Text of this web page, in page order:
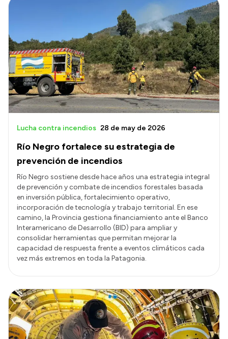
Río Negro fortalece su estrategia de
prevención de incendios
Lucha contra incendios 28 de may de 2026
Río Negro sostiene desde hace años una estrategia integral
de prevención y combate de incendios forestales basada
en inversión pública, fortalecimiento operativo,
incorporación de tecnología y trabajo territorial. En ese
camino, la Provincia gestiona financiamiento ante el Banco
Interamericano de Desarrollo (BID) para ampliar y
consolidar herramientas que permitan mejorar la
capacidad de respuesta frente a eventos climáticos cada
vez más extremos en toda la Patagonia.